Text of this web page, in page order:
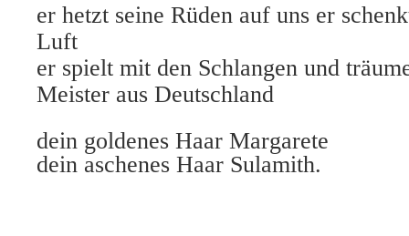
er hetzt seine Rüden auf uns er
Luft
er spielt mit den Schlangen und
Meister aus Deutschland
dein goldenes Haar Margarete
dein aschenes Haar Sulamith.